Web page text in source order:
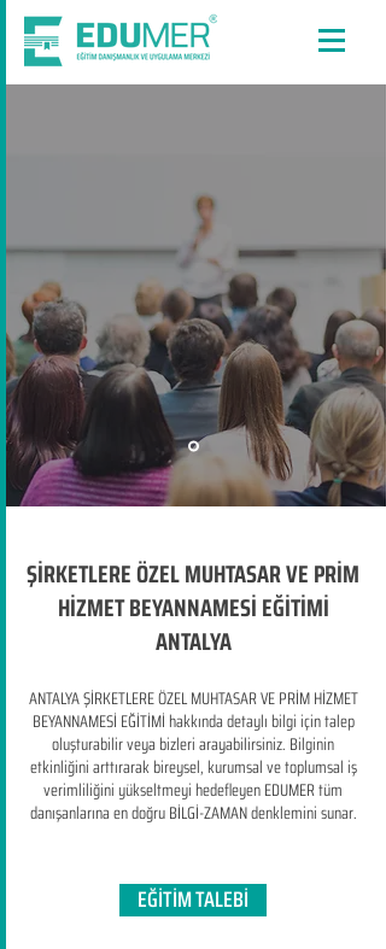
ŞİRKETLERE ÖZEL MUHTASAR VE PRİM
HİZMET BEYANNAMESİ EĞİTİMİ
ANTALYA
ANTALYA ŞİRKETLERE ÖZEL MUHTASAR VE PRİM HİZMET
BEYANNAMESİ EĞİTİMİ hakkında detaylı bilgi için talep
oluşturabilir veya bizleri arayabilirsiniz. Bilginin
etkinliğini arttırarak bireysel, kurumsal ve toplumsal iş
verimliliğini yükseltmeyi hedefleyen​ EDUMER tüm
danışanlarına en doğru BİLGİ-ZAMAN denklemini sunar.
EĞİTİM TALEBİ